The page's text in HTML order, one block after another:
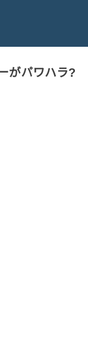
がパワハラ?